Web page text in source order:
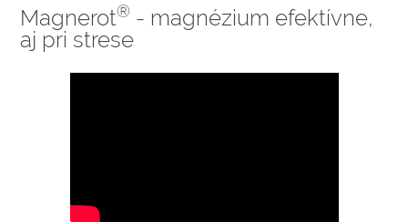
Magnerot® - magnézium efektívne,
aj pri strese